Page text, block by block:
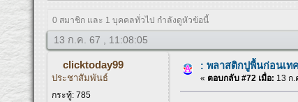
0 สมาชิก และ 1 บุคคลทั่วไป กำลังดูหัวข้อนี้
13 ก.ค. 67 , 11:08:05
clicktoday99
ประชาสัมพันธ์
กระทู้: 785
: พลาสติกปูพื้นก่อนเท
« ตอบกลับ #72 เมื่อ: 13 ก.